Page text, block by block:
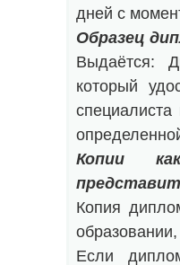
дней с
Образец
Выдаётся:
который
Копии
Копия
образовании,
Если